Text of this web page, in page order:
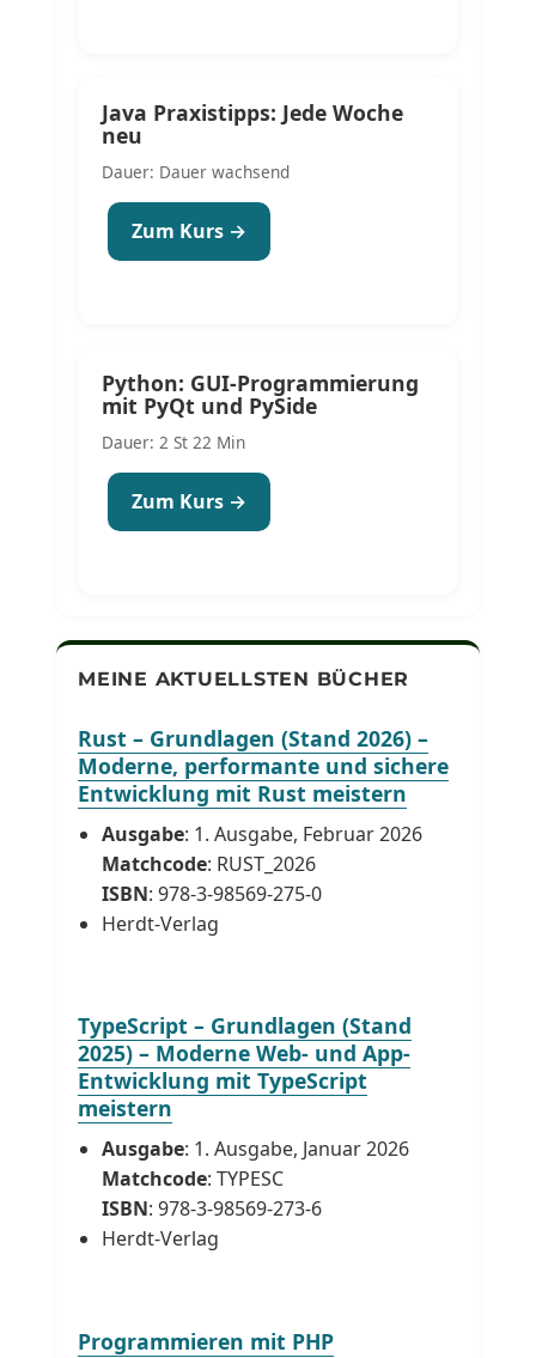
Java Praxistipps: Jede Woche
neu
Dauer: Dauer wachsend
Zum Kurs →
Python: GUI-Programmierung
mit PyQt und PySide
Dauer: 2 St 22 Min
Zum Kurs →
MEINE AKTUELLSTEN BÜCHER
Rust – Grundlagen (Stand 2026) –
Moderne, performante und sichere
Entwicklung mit Rust meistern
Ausgabe: 1. Ausgabe, Februar 2026
Matchcode: RUST_2026
ISBN: 978-3-98569-275-0
Herdt-Verlag
TypeScript – Grundlagen (Stand
2025) – Moderne Web- und App-
Entwicklung mit TypeScript
meistern
Ausgabe: 1. Ausgabe, Januar 2026
Matchcode: TYPESC
ISBN: 978-3-98569-273-6
Herdt-Verlag
Programmieren mit PHP